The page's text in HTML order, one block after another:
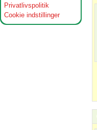
Privatlivspolitik
Cookie indstillinger